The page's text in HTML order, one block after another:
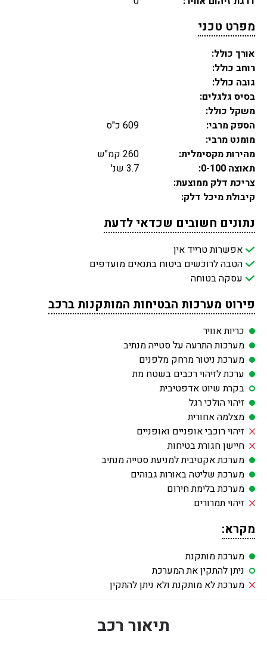
מפרט טכני
אורך כולל:
רוחב כולל:
גובה כולל:
בסיס גלגלים:
משקל כולל:
הספק מרבי:
609 כ"ס
מומנט מרבי:
מהירות מקסימלית:
260 קמ"ש
תאוצה 0-100:
3.7 שנ'
צריכת דלק ממוצעת:
קיבולת מיכל דלק:
נתונים חשובים שכדאי לדעת
אפשרות טרייד אין
הטבה לרוכשים ביטוח בתנאים מועדפים
עסקה בטוחה
פירוט מערכות הבטיחות המותקנות ברכב
כריות אוויר
מערכות התרעה על סטייה מנתיב
מערכת ניטור מרחק מלפנים
ערכת לזיהוי רכבים בשטח מת
בקרת שיוט אדפטיבית
זיהוי הולכי רגל
מצלמה אחורית
זיהוי רוכבי אופניים ואופניים
חיישן חגורת בטיחות
מערכת אקטיבית למניעת סטייה מנתיב
מערכת שליטה באורות גבוהים
מערכת בלימת חירום
זיהוי תמרורים
מקרא:
מערכת מותקנת
ניתן להתקין את המערכת
מערכת לא מותקנת ולא ניתן להתקין
תיאור רכב